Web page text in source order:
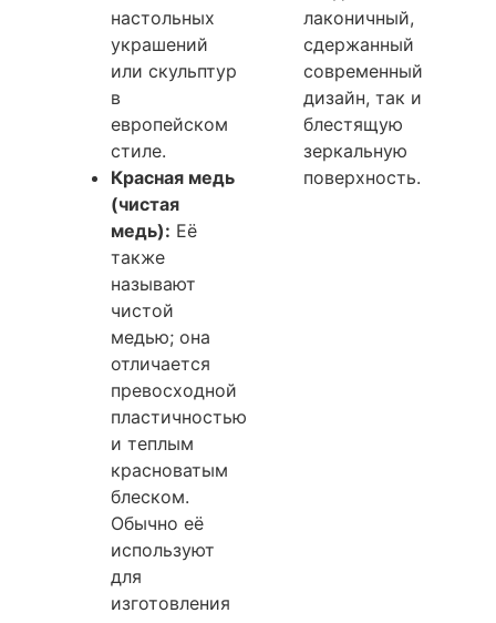
настольных
украшений
или скульптур
в
европейском
стиле.
Красная медь
(чистая
медь): Её
также
называют
чистой
медью; она
отличается
превосходной
пластичностью
и теплым
красноватым
блеском.
Обычно её
используют
для
изготовления
лаконичный,
сдержанный
современный
дизайн, так и
блестящую
зеркальную
поверхность.